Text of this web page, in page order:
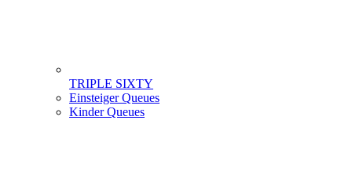
TRIPLE SIXTY
Einsteiger Queues
Kinder Queues